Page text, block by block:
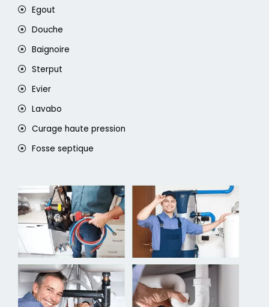
Egout
Douche
Baignoire
Sterput
Evier
Lavabo
Curage haute pression
Fosse septique